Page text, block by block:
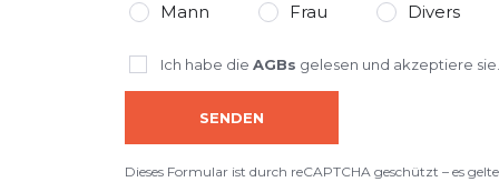
Mann Frau Divers
Ich habe die AGBs gelesen und akzeptiere sie.
SENDEN
Dieses Formular ist durch reCAPTCHA geschützt – es